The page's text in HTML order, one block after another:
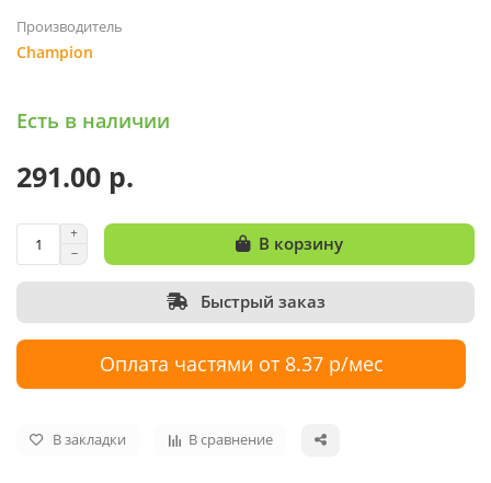
Производитель
Champion
Есть в наличии
291.00 р.
В корзину
Быстрый заказ
Оплата частями от 8.37 р/мес
В закладки В сравнение